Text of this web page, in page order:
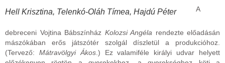
Hell Krisztina, Telenkó-Oláh Tímea, Hajdú Péter A
debreceni Vojtina Bábszínház Kolozsi Angéla rendezte előadásán
mászókában erős játszótér szolgál díszletül a produkcióhoz.
(Tervező: Mátravölgyi Ákos.) Ez valamiféle királyi udvar helyett